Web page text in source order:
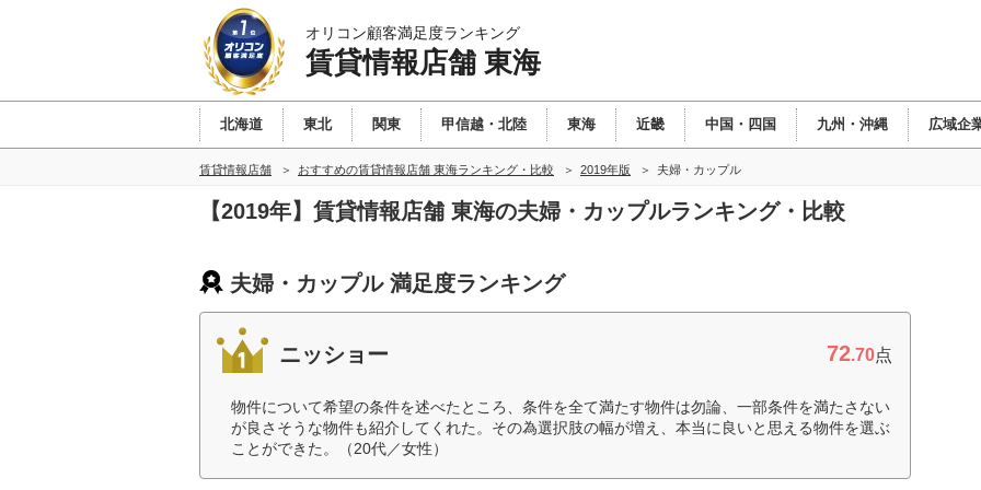
オリコン顧客満足度ランキング
賃貸情報店舗 東海
北海道 東北 関東 甲信越・北陸 東海 近畿 中国・四国 九州・沖縄 広域企
賃貸情報店舗 おすすめの賃貸情報店舗 東海ランキング・比較 2019年版 夫婦・カップル
【2019年】賃貸情報店舗 東海の夫婦・カップルランキング・比較
夫婦・カップル 満足度ランキング
ニッショー 72.70点
物件について希望の条件を述べたところ、条件を全て満たす物件は勿論、一部条件を満たさない
が良さそうな物件も紹介してくれた。その為選択肢の幅が増え、本当に良いと思える物件を選ぶ
ことができた。（20代／女性）